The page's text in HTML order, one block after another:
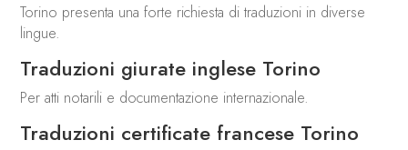
Torino presenta una forte richiesta di traduzioni in diverse
lingue.
Traduzioni giurate inglese Torino
Per atti notarili e documentazione internazionale.
Traduzioni certificate francese Torino